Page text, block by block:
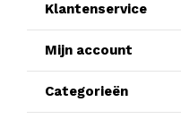
Klantenservice
Mijn account
Categorieën